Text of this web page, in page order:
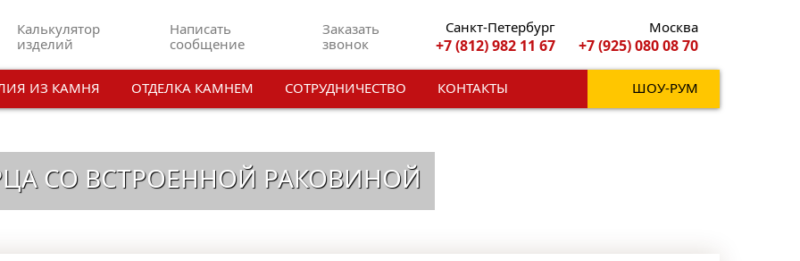
Санкт-Петербург
+7 (812) 982 11 67
Москва
+7 (925) 080 08 70
Заказать
звонок
Написать
сообщение
Калькулятор
изделий
ИЗ КАМНЯ ОТДЕЛКА КАМНЕМ СОТРУДНИЧЕСТВО КОНТАКТЫ ШОУ-РУМ
СО ВСТРОЕННОЙ РАКОВИНОЙ